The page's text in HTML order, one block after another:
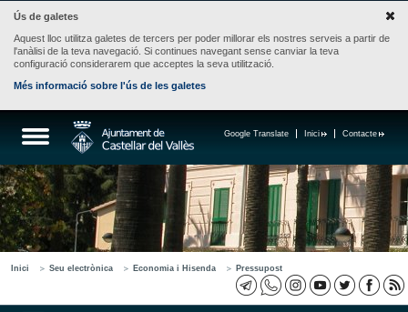
Ús de galetes
Aquest lloc utilitza galetes de tercers per poder millorar els nostres serveis a partir de
l'anàlisi de la teva navegació. Si continues navegant sense canviar la teva
configuració considerarem que acceptes la seva utilització.
Més informació sobre l'ús de les galetes
Contacte
Inici
Google Translate
Inici Seu electrònica Economia i Hisenda Pressupost